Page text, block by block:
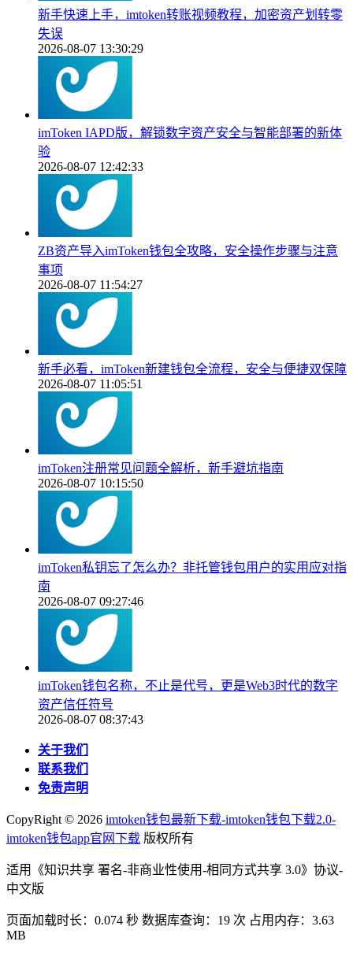
新手快速上手，imtoken转账视频教程，加密资产划转零
失误
2026-08-07 13:30:29
imToken IAPD版，解锁数字资产安全与智能部署的新体
验
2026-08-07 12:42:33
ZB资产导入imToken钱包全攻略，安全操作步骤与注意
事项
2026-08-07 11:54:27
新手必看，imToken新建钱包全流程，安全与便捷双保障
2026-08-07 11:05:51
imToken注册常见问题全解析，新手避坑指南
2026-08-07 10:15:50
imToken私钥忘了怎么办？非托管钱包用户的实用应对指
南
2026-08-07 09:27:46
imToken钱包名称，不止是代号，更是Web3时代的数字
资产信任符号
2026-08-07 08:37:43
关于我们
联系我们
免责声明
CopyRight © 2026 imtoken钱包最新下载-imtoken钱包下载2.0-
imtoken钱包app官网下载 版权所有
适用《知识共享 署名-非商业性使用-相同方式共享 3.0》协议-
中文版
页面加载时长：0.074 秒 数据库查询：19 次 占用内存：3.63
MB